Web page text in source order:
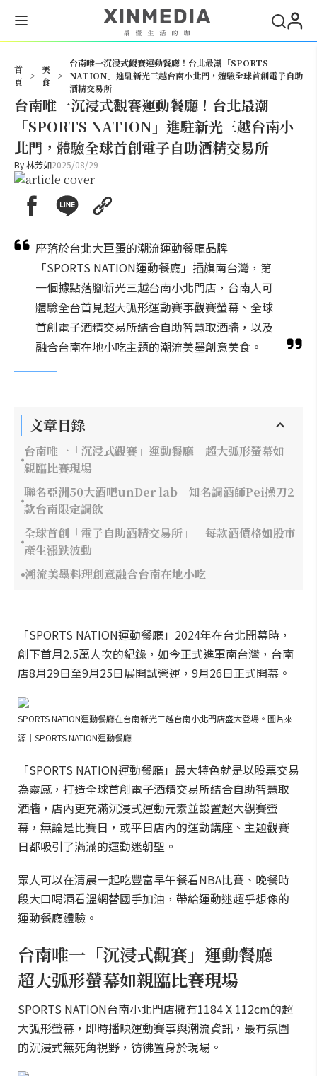
首
頁
>
美
食
>
台南唯一沉浸式觀賽運動餐廳！台北最潮「SPORTS
NATION」進駐新光三越台南小北門，體驗全球首創電子自助
酒精交易所
台南唯一沉浸式觀賽運動餐廳！台北最潮
「SPORTS NATION」進駐新光三越台南小
北門，體驗全球首創電子自助酒精交易所
By林芳如2025/08/29
座落於台北大巨蛋的潮流運動餐廳品牌
「SPORTS NATION運動餐廳」插旗南台灣，第
一個據點落腳新光三越台南小北門店，台南人可
體驗全台首見超大弧形運動賽事觀賽螢幕、全球
首創電子酒精交易所結合自助智慧取酒牆，以及
融合台南在地小吃主題的潮流美墨創意美食。
文章目錄
台南唯一「沉浸式觀賽」運動餐廳 超大弧形螢幕如
親臨比賽現場
聯名亞洲50大酒吧unDer lab 知名調酒師Pei操刀2
款台南限定調飲
全球首創「電子自助酒精交易所」 每款酒價格如股市
產生漲跌波動
潮流美墨料理創意融合台南在地小吃
「SPORTS NATION運動餐廳」2024年在台北開幕時，
創下首月2.5萬人次的紀錄，如今正式進軍南台灣，台南
店8月29日至9月25日展開試營運，9月26日正式開幕。
SPORTS NATION運動餐廳在台南新光三越台南小北門店盛大登場。圖片來
源｜SPORTS NATION運動餐廳
「SPORTS NATION運動餐廳」最大特色就是以股票交易
為靈感，打造全球首創電子酒精交易所結合自助智慧取
酒牆，店內更充滿沉浸式運動元素並設置超大觀賽螢
幕，無論是比賽日，或平日店內的運動講座、主題觀賽
日都吸引了滿滿的運動迷朝聖。
眾人可以在清晨一起吃豐富早午餐看NBA比賽、晚餐時
段大口喝酒看溫網替國手加油，帶給運動迷超乎想像的
運動餐廳體驗。
台南唯一「沉浸式觀賽」運動餐廳
超大弧形螢幕如親臨比賽現場
SPORTS NATION台南小北門店擁有1184 X 112cm的超
大弧形螢幕，即時播映運動賽事與潮流資訊，最有氛圍
的沉浸式無死角視野，彷彿置身於現場。